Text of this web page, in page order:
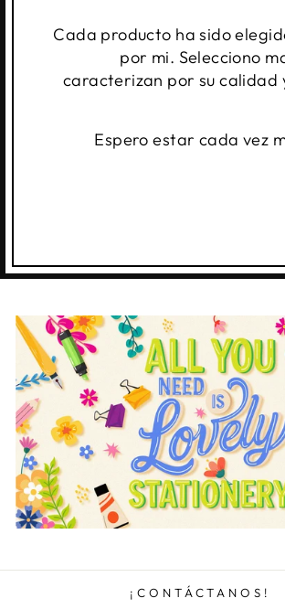
Cada producto ha sido
por mi. Selecciono
caracterizan por su calidad
Espero estar cada vez
¡CONTÁCTANOS!